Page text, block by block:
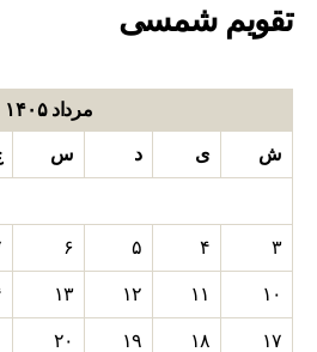
تقویم شمسی
مرداد ۱۴۰۵
ش ی د س
۳ ۴ ۵ ۶
۱۰ ۱۱ ۱۲ ۱۳
۱۷ ۱۸ ۱۹ ۲۰